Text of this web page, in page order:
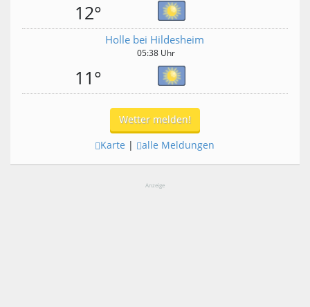
12°
Holle bei Hildesheim
05:38 Uhr
11°
Wetter melden!
Karte | alle Meldungen
Anzeige